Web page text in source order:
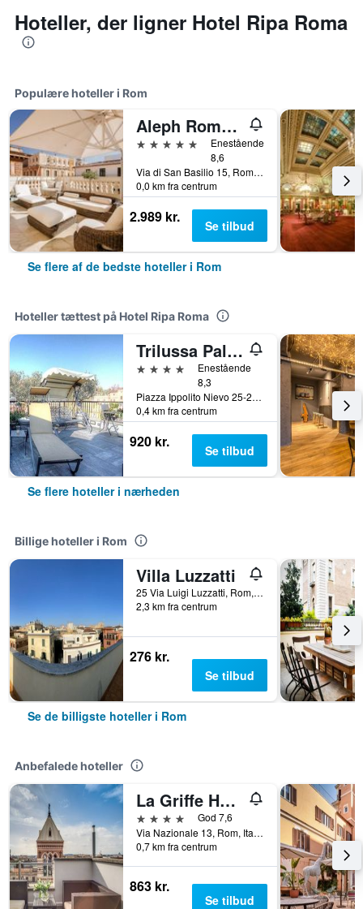
Hoteller, der ligner Hotel Ripa Roma
Populære hoteller i Rom
Aleph Rome Hotel, Curio Collection by Hilton
5 stjerner
Enestående
8,6
Via di San Basilio 15, Rom, Italien
0,0 km fra centrum
2.989 kr. Se tilbud
Se flere af de bedste hoteller i Rom
Hoteller tættest på Hotel Ripa Roma
Trilussa Palace Wellness & Spa
4 stjerner
Enestående
8,3
Piazza Ippolito Nievo 25-27, Rom, Italien
0,4 km fra centrum
920 kr. Se tilbud
Se flere hoteller i nærheden
Billige hoteller i Rom
Villa Luzzatti
25 Via Luigi Luzzatti, Rom, Italien
2,3 km fra centrum
276 kr.
Se tilbud
Se de billigste hoteller i Rom
Anbefalede hoteller
La Griffe Hotel Roma
4 stjerner
God 7,6
Via Nazionale 13, Rom, Italien
0,7 km fra centrum
863 kr.
Se tilbud